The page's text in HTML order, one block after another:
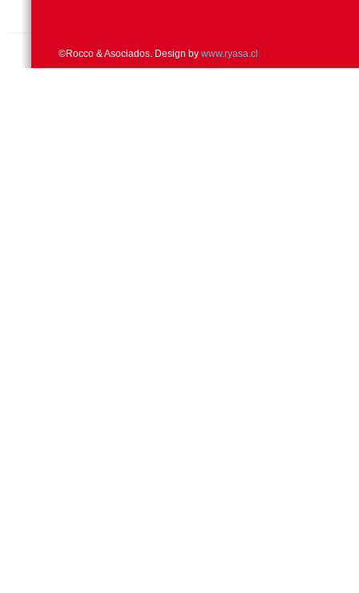
©Rocco & Asociados. Design by www.ryasa.cl